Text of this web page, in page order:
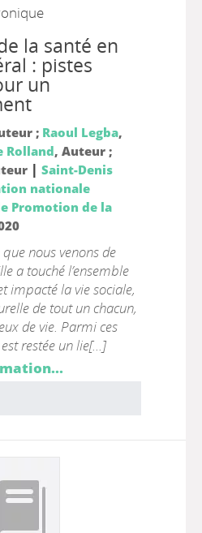
la santé en
: pistes
un
; Raoul Legba,
Rolland, Auteur ;
| Saint-Denis
nationale
Promotion de la
nous venons de
a touché l’ensemble
impacté la vie sociale,
de tout un chacun,
de vie. Parmi ces
restée un lie[...]